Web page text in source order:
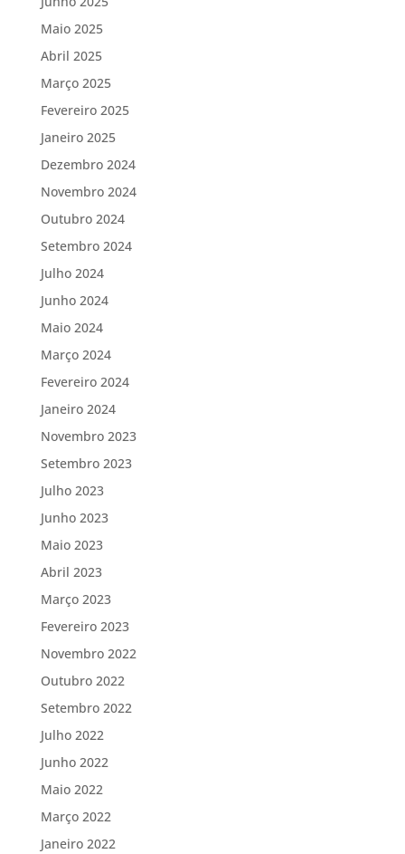
Maio 2025
Abril 2025
Março 2025
Fevereiro 2025
Janeiro 2025
Dezembro 2024
Novembro 2024
Outubro 2024
Setembro 2024
Julho 2024
Junho 2024
Maio 2024
Março 2024
Fevereiro 2024
Janeiro 2024
Novembro 2023
Setembro 2023
Julho 2023
Junho 2023
Maio 2023
Abril 2023
Março 2023
Fevereiro 2023
Novembro 2022
Outubro 2022
Setembro 2022
Julho 2022
Junho 2022
Maio 2022
Março 2022
Janeiro 2022